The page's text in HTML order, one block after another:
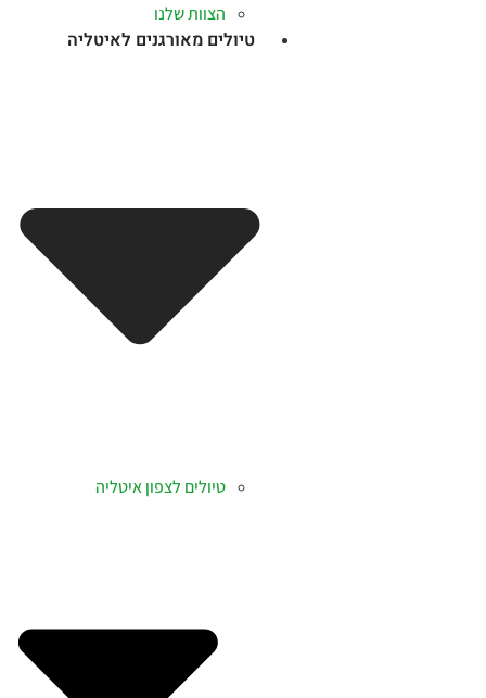
הצוות שלנו
טיולים מאורגנים לאיטליה
טיולים לצפון איטליה